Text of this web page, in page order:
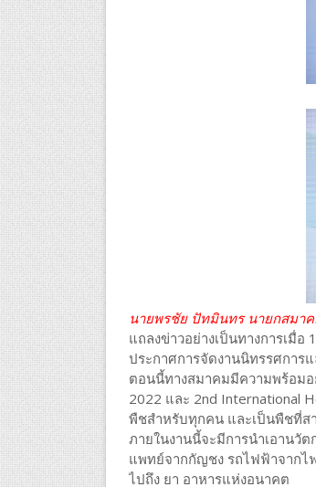
นายพรชัย ปัทมินทร นายกสมาค
แถลงข่าวอย่างเป็นทางการเมื่
ประกาศการจัดงานนิทรรศการ
ตอนนี้ทางสมาคมมีความพร้อมอ
2022 และ 2nd International
พืชสำหรับทุกคน และเป็นพืชที่ส
ภายในงานนี้จะมีการนำเอานวั
แพทย์จากกัญชง รถไฟฟ้าจากไ
ไปถึง ยา อาหารแห่งอนาคต